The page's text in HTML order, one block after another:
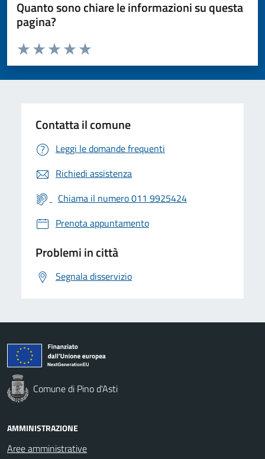
Quanto sono chiare le informazioni su questa
pagina?
Valuta da 1 a 5 stelle la pagina
Valuta 5 stelle su 5
Valuta 4 stelle su 5
Valuta 3 stelle su 5
Valuta 2 stelle su 5
Valuta 1 stelle su 5
Contatta il comune
Leggi le domande frequenti
Richiedi assistenza
Chiama il numero 011 9925424
Prenota appuntamento
Problemi in città
Segnala disservizio
Comune di Pino d'Asti
AMMINISTRAZIONE
Aree amministrative